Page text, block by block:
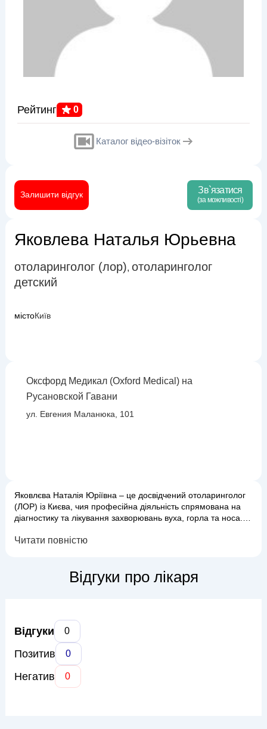
Рейтинг 0
Каталог відео-візіток
Залишити відгук Зв`язатися
(за можливості)
Яковлева Наталья Юрьевна
отоларинголог (лор), отоларинголог
детский
містоКиїв
Оксфорд Медикал (Oxford Medical) на
Русановской Гавани
ул. Евгения Маланюка, 101
Яковлєва Наталія Юріївна – це досвідчений отоларинголог
(ЛОР) із Києва, чия професійна діяльність спрямована на
діагностику та лікування захворювань вуха, горла та носа.
Яковлєва допомагає пацієнтам впоратися з такими
спеціалізованого підходу....
Читати повністю
Відгуки про лікаря
Відгуки 0
Позитив 0
Негатив 0